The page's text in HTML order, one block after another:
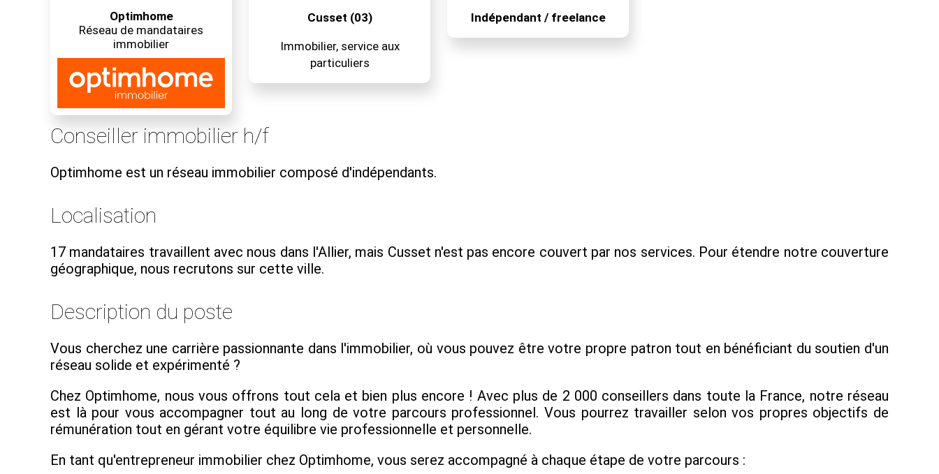
Optimhome
Réseau de mandataires
immobilier
Cusset (03)
Immobilier, service aux
particuliers
Indépendant / freelance
Conseiller immobilier h/f
Optimhome est un réseau immobilier composé d'indépendants.
Localisation
17 mandataires travaillent avec nous dans l'Allier, mais Cusset n'est pas encore couvert par nos services. Pour étendre notre couverture
géographique, nous recrutons sur cette ville.
Description du poste
Vous cherchez une carrière passionnante dans l'immobilier, où vous pouvez être votre propre patron tout en bénéficiant du soutien d'un
réseau solide et expérimenté ?
Chez Optimhome, nous vous offrons tout cela et bien plus encore ! Avec plus de 2 000 conseillers dans toute la France, notre réseau
est là pour vous accompagner tout au long de votre parcours professionnel. Vous pourrez travailler selon vos propres objectifs de
rémunération tout en gérant votre équilibre vie professionnelle et personnelle.
En tant qu'entrepreneur immobilier chez Optimhome, vous serez accompagné à chaque étape de votre parcours :